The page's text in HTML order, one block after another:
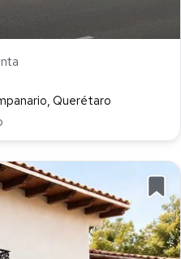
Querétaro